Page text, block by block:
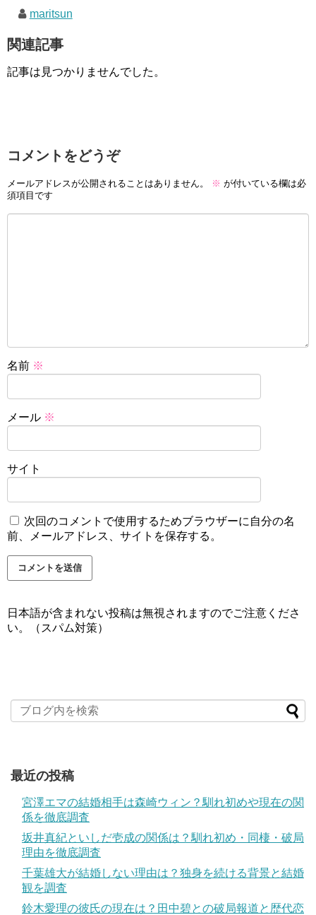
maritsun
関連記事
記事は見つかりませんでした。
コメントをどうぞ
メールアドレスが公開されることはありません。 ※ が付いている欄は必
須項目です
名前 ※
メール ※
サイト
次回のコメントで使用するためブラウザーに自分の名
前、メールアドレス、サイトを保存する。
日本語が含まれない投稿は無視されますのでご注意くださ
い。（スパム対策）
最近の投稿
宮澤エマの結婚相手は森崎ウィン？馴れ初めや現在の関
係を徹底調査
坂井真紀といしだ壱成の関係は？馴れ初め・同棲・破局
理由を徹底調査
千葉雄大が結婚しない理由は？独身を続ける背景と結婚
観を調査
鈴木愛理の彼氏の現在は？田中碧との破局報道と歴代恋